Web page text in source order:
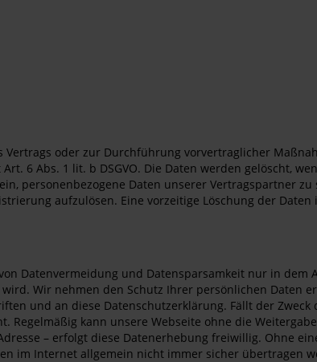
oder zur Durchführung vorvertraglicher
6 Abs. 1 lit. b DSGVO. Die Daten werden gelöscht,
personenbezogene Daten unserer Vertragspartner
aufzulösen. Eine vorzeitige Löschung der
Datenvermeidung und Datensparsamkeit nur in
Wir nehmen den Schutz Ihrer persönlichen
und an diese Datenschutzerklärung. Fällt der
Regelmäßig kann unsere Webseite ohne die
– erfolgt diese Datenerhebung freiwillig. Ohne
im Internet allgemein nicht immer sicher übertragen